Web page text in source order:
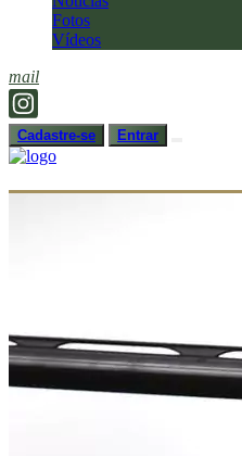
Fotos
Vídeos
mail
Cadastre-se Entrar